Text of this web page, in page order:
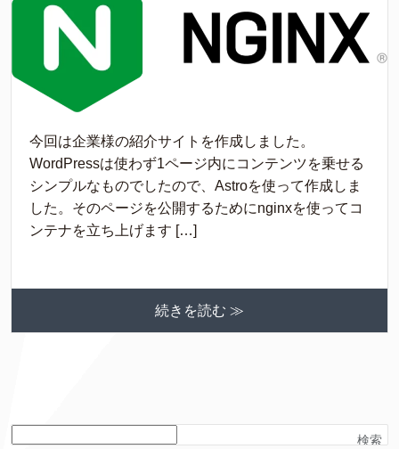
今回は企業様の紹介サイトを作成しました。
WordPressは使わず1ページ内にコンテンツを乗せる
シンプルなものでしたので、Astroを使って作成しま
した。そのページを公開するためにnginxを使ってコ
ンテナを立ち上げます […]
続きを読む ≫
検索